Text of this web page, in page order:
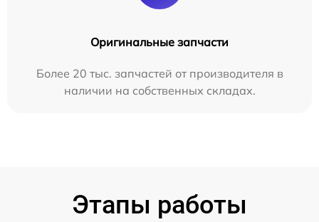
Оригинальные запчасти
Более 20 тыс. запчастей от производителя в
наличии на собственных складах.
Этапы работы